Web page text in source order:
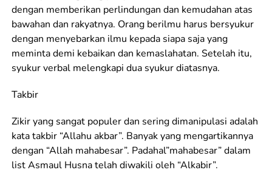
dengan memberikan perlindungan dan kemudahan atas
bawahan dan rakyatnya. Orang berilmu harus bersyukur
dengan menyebarkan ilmu kepada siapa saja yang
meminta demi kebaikan dan kemaslahatan. Setelah itu,
syukur verbal melengkapi dua syukur diatasnya.
Takbir
Zikir yang sangat populer dan sering dimanipulasi adalah
kata takbir “Allahu akbar”. Banyak yang mengartikannya
dengan “Allah mahabesar”. Padahal”mahabesar” dalam
list Asmaul Husna telah diwakili oleh “Alkabir”.